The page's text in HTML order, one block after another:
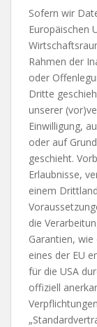
Sofern wir
Europäischen
Rahmen der
oder
Dritte
unserer
Einwilligung,
oder auf
geschieht.
Erlaubnisse,
einem
die
Garantien,
eines der EU
für die USA
offiziell